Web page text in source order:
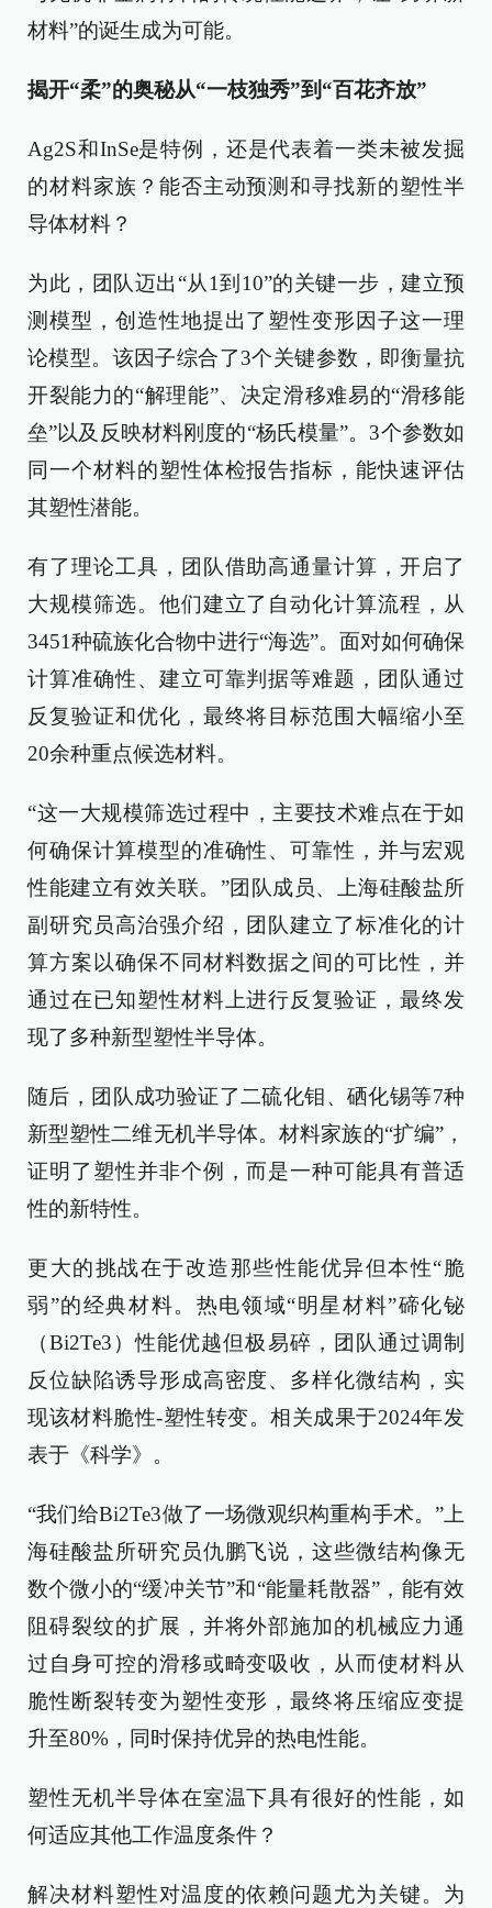
材料”的诞生成为可能。
揭开“柔”的奥秘从“一枝独秀”到“百花齐放”
Ag2S和InSe是特例，还是代表着一类未被发掘
的材料家族？能否主动预测和寻找新的塑性半
导体材料？
为此，团队迈出“从1到10”的关键一步，建立预
测模型，创造性地提出了塑性变形因子这一理
论模型。该因子综合了3个关键参数，即衡量抗
开裂能力的“解理能”、决定滑移难易的“滑移能
垒”以及反映材料刚度的“杨氏模量”。3个参数如
同一个材料的塑性体检报告指标，能快速评估
其塑性潜能。
有了理论工具，团队借助高通量计算，开启了
大规模筛选。他们建立了自动化计算流程，从
3451种硫族化合物中进行“海选”。面对如何确保
计算准确性、建立可靠判据等难题，团队通过
反复验证和优化，最终将目标范围大幅缩小至
20余种重点候选材料。
“这一大规模筛选过程中，主要技术难点在于如
何确保计算模型的准确性、可靠性，并与宏观
性能建立有效关联。”团队成员、上海硅酸盐所
副研究员高治强介绍，团队建立了标准化的计
算方案以确保不同材料数据之间的可比性，并
通过在已知塑性材料上进行反复验证，最终发
现了多种新型塑性半导体。
随后，团队成功验证了二硫化钼、硒化锡等7种
新型塑性二维无机半导体。材料家族的“扩编”，
证明了塑性并非个例，而是一种可能具有普适
性的新特性。
更大的挑战在于改造那些性能优异但本性“脆
弱”的经典材料。热电领域“明星材料”碲化铋
（Bi2Te3）性能优越但极易碎，团队通过调制
反位缺陷诱导形成高密度、多样化微结构，实
现该材料脆性-塑性转变。相关成果于2024年发
表于《科学》。
“我们给Bi2Te3做了一场微观织构重构手术。”上
海硅酸盐所研究员仇鹏飞说，这些微结构像无
数个微小的“缓冲关节”和“能量耗散器”，能有效
阻碍裂纹的扩展，并将外部施加的机械应力通
过自身可控的滑移或畸变吸收，从而使材料从
脆性断裂转变为塑性变形，最终将压缩应变提
升至80%，同时保持优异的热电性能。
塑性无机半导体在室温下具有很好的性能，如
何适应其他工作温度条件？
解决材料塑性对温度的依赖问题尤为关键。为